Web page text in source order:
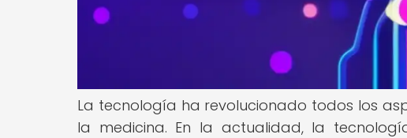
La tecnología ha revolucionado todos los
la medicina. En la actualidad, la